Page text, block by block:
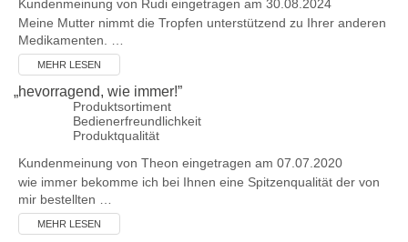
Kundenmeinung von Rudi eingetragen am 30.08.2024
Meine Mutter nimmt die Tropfen unterstützend zu Ihrer anderen
Medikamenten. …
MEHR LESEN
„hevorragend, wie immer!”
Produktsortiment
Bedienerfreundlichkeit
Produktqualität
Kundenmeinung von Theon eingetragen am 07.07.2020
wie immer bekomme ich bei Ihnen eine Spitzenqualität der von
mir bestellten …
MEHR LESEN